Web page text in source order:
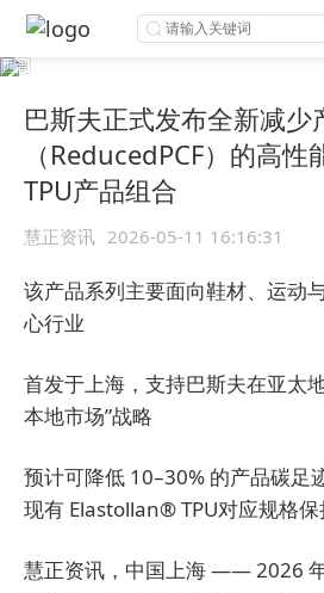
巴斯夫正式发布全新减少
（ReducedPCF）的高
TPU产品组合
慧正资讯 2026-05-11 16:16:31
该产品系列主要面向鞋材、运动
心行业
首发于上海，支持巴斯夫在亚太
本地市场”战略
预计可降低 10–30% 的产品碳足
现有 Elastollan® TPU对应规格
慧正资讯，中国上海 —— 2026